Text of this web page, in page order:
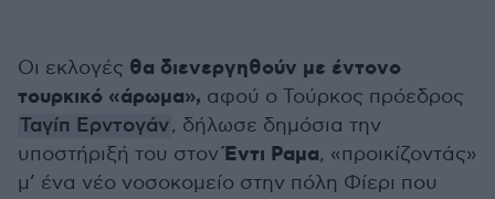
Οι εκλογές θα διενεργηθούν με έντονο
τουρκικό «άρωμα», αφού ο Τούρκος πρόεδρος
Ταγίπ Ερντογάν, δήλωσε δημόσια την
υποστήριξή του στονΈντι Ραμα, «προικίζοντάς»
μ’ ένα νέο νοσοκομείο στην πόλη Φίερι που